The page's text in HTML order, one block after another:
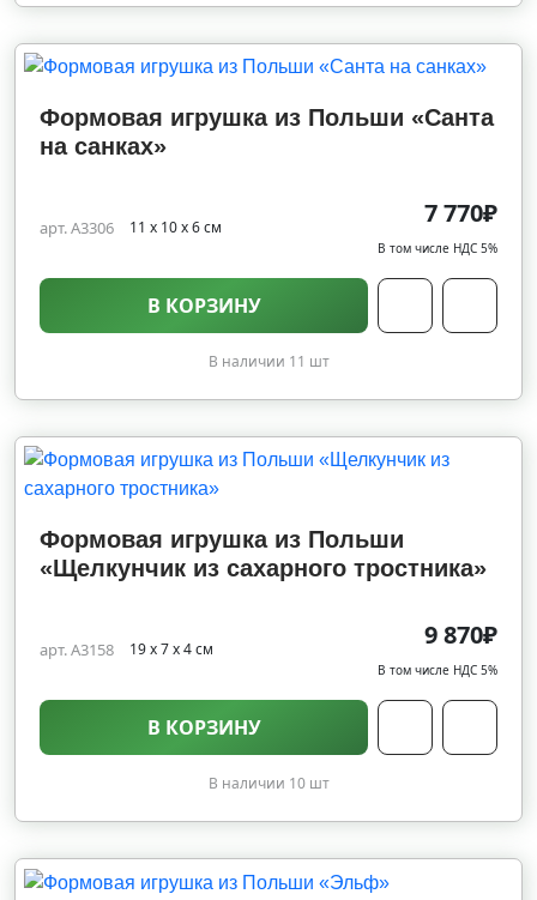
Формовая игрушка из Польши «Санта
на санках»
11 х 10 х 6 см
арт. A3306 7 770₽
В том числе НДС 5%
В КОРЗИНУ
В наличии 11 шт
Формовая игрушка из Польши
«Щелкунчик из сахарного тростника»
19 х 7 х 4 см
арт. A3158 9 870₽
В том числе НДС 5%
В КОРЗИНУ
В наличии 10 шт